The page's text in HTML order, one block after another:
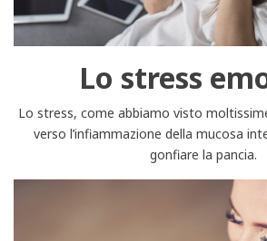
Lo stress
Lo stress, come abbiamo visto
verso l’infiammazione della mucosa
gonfiare la pancia.